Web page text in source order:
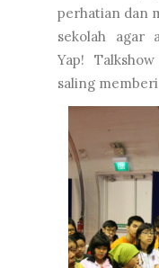
perhatian dan
sekolah agar
Yap!
saling